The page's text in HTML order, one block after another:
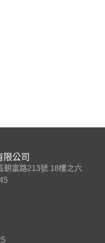
限公司
朝富路213號 18樓之六